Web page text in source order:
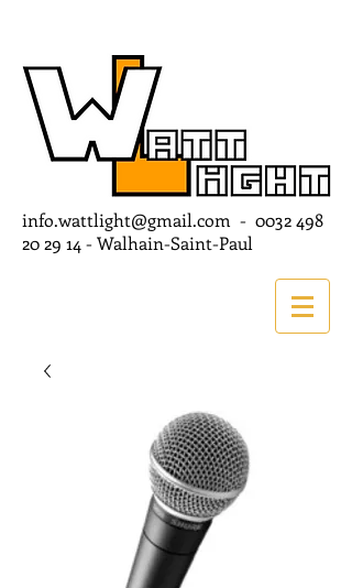
info.wattlight@gmail.com - 0032 498
20 29 14 - Walhain-Saint-Paul